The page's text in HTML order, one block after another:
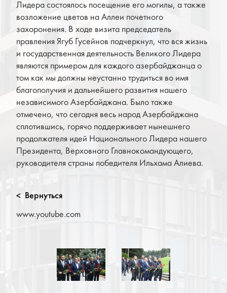
Лидера состоялось посещение его могилы, а также
возложение цветов на Аллеи почетного
захоронения. В ходе визита председатель
правления Ягуб Гусейнов подчеркнул, что вся жизнь
и государственная деятельность Великого Лидера
являются примером для каждого азербайджанца о
том как мы должны неустанно трудиться во имя
благополучия и дальнейшего развития нашего
независимого Азербайджана. Было также
отмечено, что сегодня весь народ Азербайджана
сплотившись, горячо поддерживает нынешнего
продолжателя идей Национального Лидера нашего
Президента, Верховного Главнокомандующего,
руководителя страны победителя Ильхама Алиева.
< Вернуться
www.youtube.com